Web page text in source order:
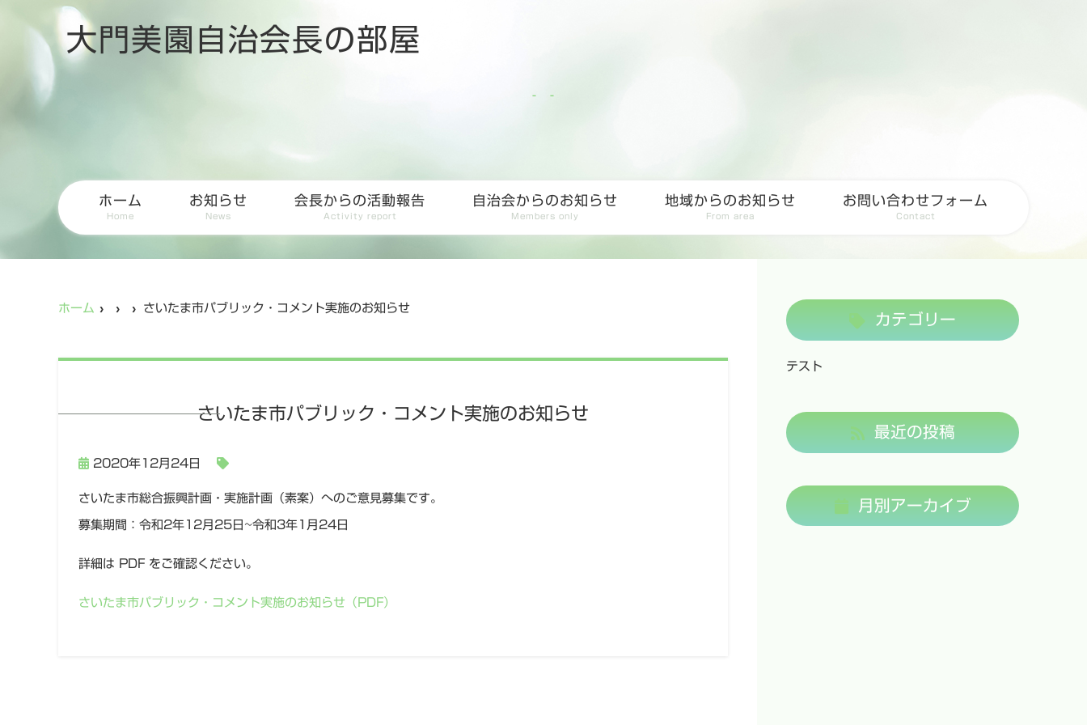
大門美園自治会長の部屋
ホーム
Home
お知らせ
News
会長からの活動報告
Activity report
自治会からのお知らせ
Members only
地域からのお知らせ
From area
お問い合わせフォーム
Contact
ホーム さいたま市パブリック・コメント実施のお知らせ
さいたま市パブリック・コメント実施のお知らせ
2020年12月24日
さいたま市総合振興計画・実施計画（素案）へのご意見募集です。
募集期間：令和2年12月25日~令和3年1月24日
詳細は PDF をご確認ください。
さいたま市パブリック・コメント実施のお知らせ（PDF）
カテゴリー
テスト
最近の投稿
月別アーカイブ